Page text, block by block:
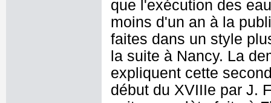
que l'exécution des
moins d'un an à la
faites dans un style
la suite à Nancy. La
expliquent cette
début du XVIIIe par J.